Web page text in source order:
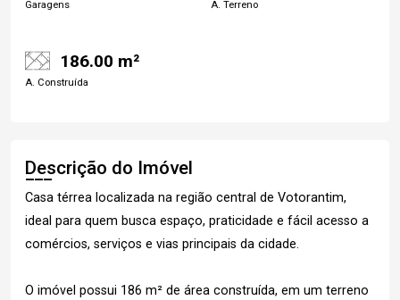
Garagens A. Terreno
186.00 m²
A. Construída
Descrição do Imóvel
Casa térrea localizada na região central de Votorantim,
ideal para quem busca espaço, praticidade e fácil acesso a
comércios, serviços e vias principais da cidade.
O imóvel possui 186 m² de área construída, em um terreno